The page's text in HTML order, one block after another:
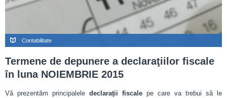
Contabilitate
Termene de depunere a declaraţiilor fiscale
în luna NOIEMBRIE 2015
Vă prezentăm principalele declaraţii fiscale pe care va trebui să le